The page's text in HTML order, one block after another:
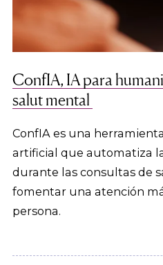
ConfIA, IA para
salut mental
ConfIA es una
artificial que automatiza
durante las consultas de
fomentar una atención
persona.